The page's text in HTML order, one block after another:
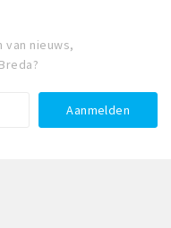
van nieuws,